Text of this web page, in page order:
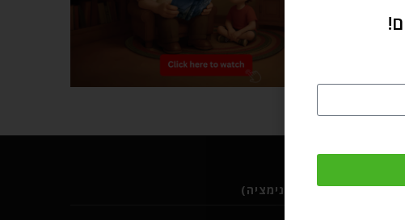
מברסלב (סרטוני אנימציה)